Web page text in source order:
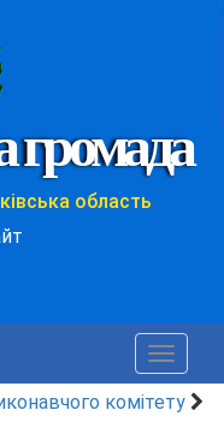
громада
область
Toggle
комітету